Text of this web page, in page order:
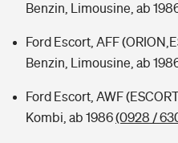
Benzin, Limousine, ab
Ford Escort, AFF
Benzin, Limousine, ab
Ford Escort, AWF
Kombi, ab 1986(0928 /